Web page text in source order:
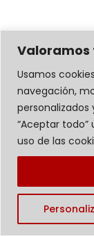
Usamos
navegación,
“Aceptar
uso de las